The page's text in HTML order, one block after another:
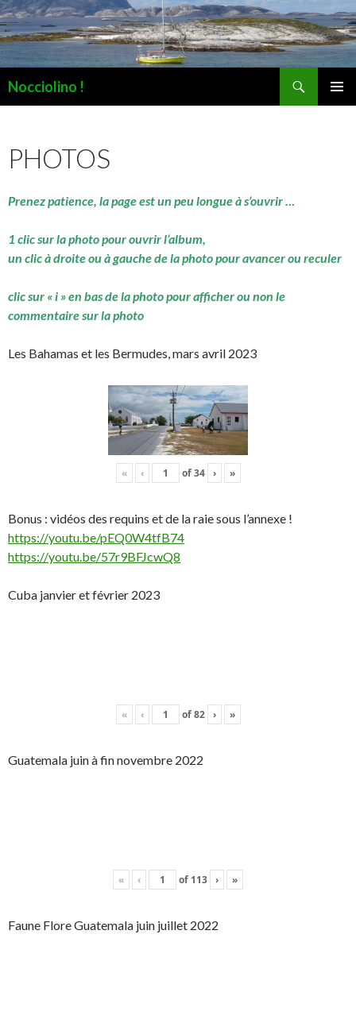
Nocciolino !
PHOTOS
Prenez patience, la page est un peu longue à s’ouvrir …
1 clic sur la photo pour ouvrir l’album,
un clic à droite ou à gauche de la photo pour avancer ou reculer
clic sur « i » en bas de la photo pour afficher ou non le
commentaire sur la photo
Les Bahamas et les Bermudes, mars avril 2023
« ‹ of34 › »
Bonus : vidéos des requins et de la raie sous l’annexe !
https://youtu.be/pEQ0W4tfB74
https://youtu.be/57r9BFJcwQ8
Cuba janvier et février 2023
« ‹ of82 › »
Guatemala juin à fin novembre 2022
« ‹ of 113 › »
Faune Flore Guatemala juin juillet 2022